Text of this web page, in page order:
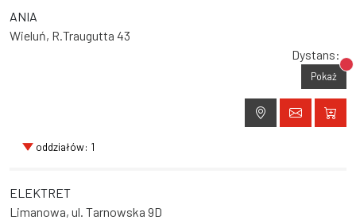
ANIA
Wieluń, R.Traugutta 43
Dystans:
Pokaż
oddziałów: 1
ELEKTRET
Limanowa, ul. Tarnowska 9D